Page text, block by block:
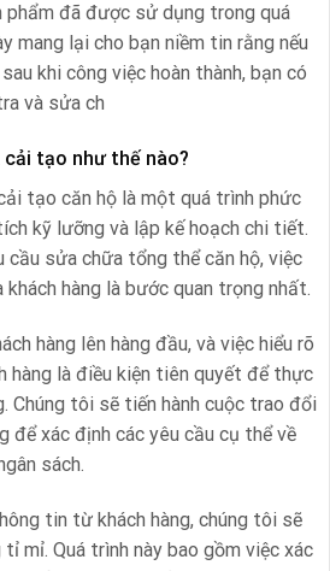
phẩm đã được sử dụng trong quá
mang lại cho bạn niềm tin rằng nếu
khi công việc hoàn thành, bạn có
và sửa ch
tạo như thế nào?
tạo căn hộ là một quá trình phức
kỹ lưỡng và lập kế hoạch chi tiết.
cầu sửa chữa tổng thể căn hộ, việc
hàng là bước quan trọng nhất.
hàng lên hàng đầu, và việc hiểu rõ
hàng là điều kiện tiên quyết để thực
Chúng tôi sẽ tiến hành cuộc trao đổi
để xác định các yêu cầu cụ thể về
sách.
tin từ khách hàng, chúng tôi sẽ
mỉ. Quá trình này bao gồm việc xác